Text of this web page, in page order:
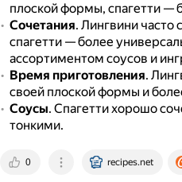
плоской формы, спагетти —
Сочетания. Лингвини часто
спагетти — более
ассортиментом соусов и
Время приготовления.
своей плоской формы и
Соусы. Спагетти хорошо
тонкими.
0 recipes.net